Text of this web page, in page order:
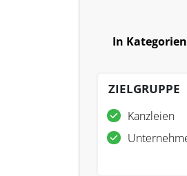
In
ZIELGRUPPE
Kanzleien